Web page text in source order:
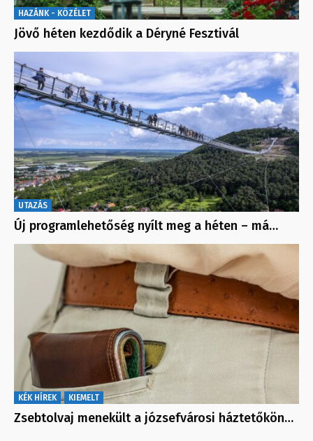
HAZÁNK - KÖZÉLET
Jövő héten kezdődik a Déryné Fesztivál
UTAZÁS
Új programlehetőség nyílt meg a héten – má…
KÉK HÍREK KIEMELT
Zsebtolvaj menekült a józsefvárosi háztetőkön…